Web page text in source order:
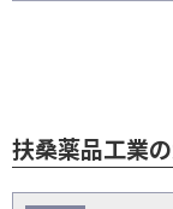
扶桑薬品工業